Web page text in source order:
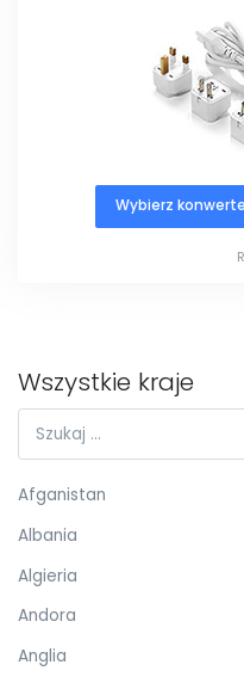
Wybierz
Wszystkie kraje
Afganistan
Albania
Algieria
Andora
Anglia